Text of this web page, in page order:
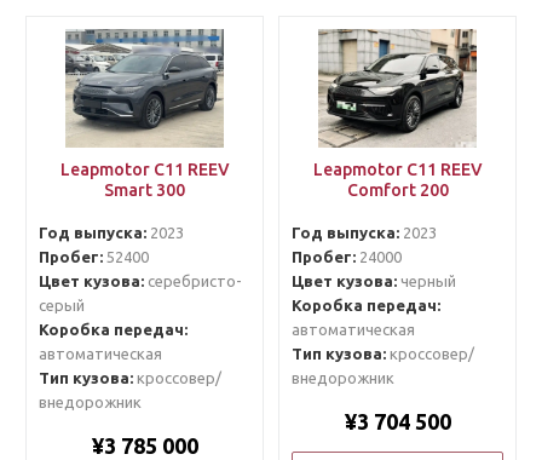
Leapmotor C11 REEV
Smart 300
Год выпуска:2023
Пробег:52400
Цвет кузова:серебристо-
серый
Коробка передач:
автоматическая
Тип кузова:кроссовер/
внедорожник
¥3 785 000
Leapmotor C11 REEV
Comfort 200
Год выпуска:2023
Пробег:24000
Цвет кузова:черный
Коробка передач:
автоматическая
Тип кузова:кроссовер/
внедорожник
¥3 704 500